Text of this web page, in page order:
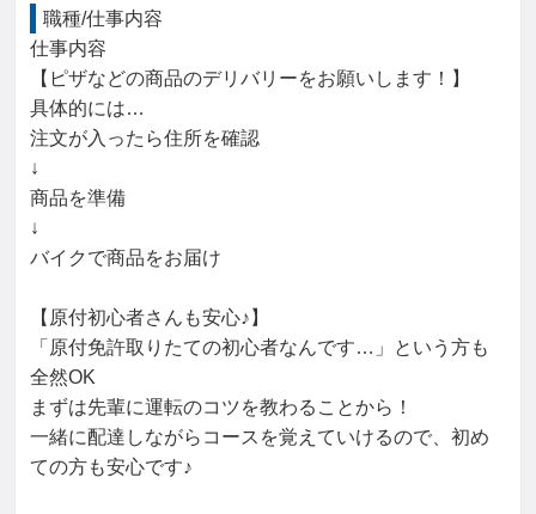
普通自動車第一種運転免許（AT限定）
普通自動二輪車免許
職種/仕事内容
仕事内容
【ピザなどの商品のデリバリーをお願いします！】
具体的には…
注文が入ったら住所を確認
↓
商品を準備
↓
バイクで商品をお届け
【原付初心者さんも安心♪】
「原付免許取りたての初心者なんです…」という方も
全然OK
まずは先輩に運転のコツを教わることから！
一緒に配達しながらコースを覚えていけるので、初め
ての方も安心です♪